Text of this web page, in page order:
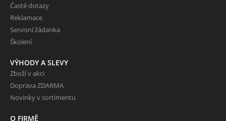
Časté dotazy
Reklamace
Servisní žádanka
Školení
VÝHODY A SLEVY
Zboží v akci
Doprava ZDARMA
Novinky v sortimentu
O FIRMĚ